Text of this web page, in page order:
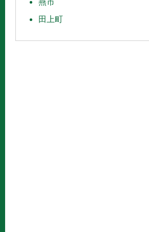
田上町